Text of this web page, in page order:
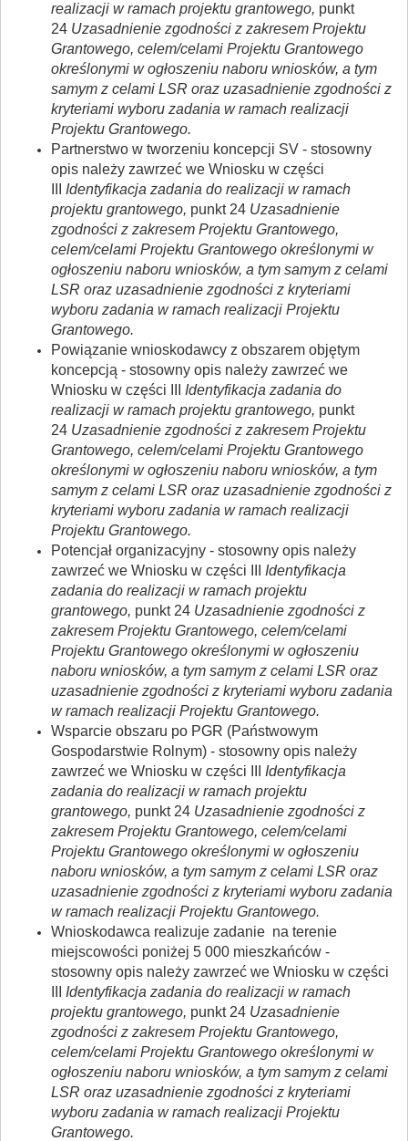
realizacji w ramach projektu grantowego, punkt
24 Uzasadnienie zgodności z zakresem Projektu
Grantowego, celem/celami Projektu Grantowego
określonymi w ogłoszeniu naboru wniosków, a tym
samym z celami LSR oraz uzasadnienie zgodności z
kryteriami wyboru zadania w ramach realizacji
Projektu Grantowego.
Partnerstwo w tworzeniu koncepcji SV - stosowny
opis należy zawrzeć we Wniosku w części
Identyfikacja zadania do realizacji w ramach
projektu grantowego, punkt 24 Uzasadnienie
zgodności z zakresem Projektu Grantowego,
celem/celami Projektu Grantowego określonymi w
ogłoszeniu naboru wniosków, a tym samym z celami
LSR oraz uzasadnienie zgodności z kryteriami
wyboru zadania w ramach realizacji Projektu
Grantowego.
Powiązanie wnioskodawcy z obszarem objętym
koncepcją - stosowny opis należy zawrzeć we
Wniosku w części III Identyfikacja zadania do
realizacji w ramach projektu grantowego, punkt
24 Uzasadnienie zgodności z zakresem Projektu
Grantowego, celem/celami Projektu Grantowego
określonymi w ogłoszeniu naboru wniosków, a tym
samym z celami LSR oraz uzasadnienie zgodności z
kryteriami wyboru zadania w ramach realizacji
Projektu Grantowego.
Potencjał organizacyjny - stosowny opis należy
zawrzeć we Wniosku w części III Identyfikacja
zadania do realizacji w ramach projektu
grantowego, punkt 24 Uzasadnienie zgodności z
zakresem Projektu Grantowego, celem/celami
Projektu Grantowego określonymi w ogłoszeniu
naboru wniosków, a tym samym z celami LSR oraz
uzasadnienie zgodności z kryteriami wyboru zadania
w ramach realizacji Projektu Grantowego.
Wsparcie obszaru po PGR (Państwowym
Gospodarstwie Rolnym) - stosowny opis należy
zawrzeć we Wniosku w części III Identyfikacja
zadania do realizacji w ramach projektu
grantowego, punkt 24 Uzasadnienie zgodności z
zakresem Projektu Grantowego, celem/celami
Projektu Grantowego określonymi w ogłoszeniu
naboru wniosków, a tym samym z celami LSR oraz
uzasadnienie zgodności z kryteriami wyboru zadania
w ramach realizacji Projektu Grantowego.
Wnioskodawca realizuje zadanie na terenie
miejscowości poniżej 5 000 mieszkańców -
stosowny opis należy zawrzeć we Wniosku w części
Identyfikacja zadania do realizacji w ramach
projektu grantowego, punkt 24 Uzasadnienie
zgodności z zakresem Projektu Grantowego,
celem/celami Projektu Grantowego określonymi w
ogłoszeniu naboru wniosków, a tym samym z celami
LSR oraz uzasadnienie zgodności z kryteriami
wyboru zadania w ramach realizacji Projektu
Grantowego.